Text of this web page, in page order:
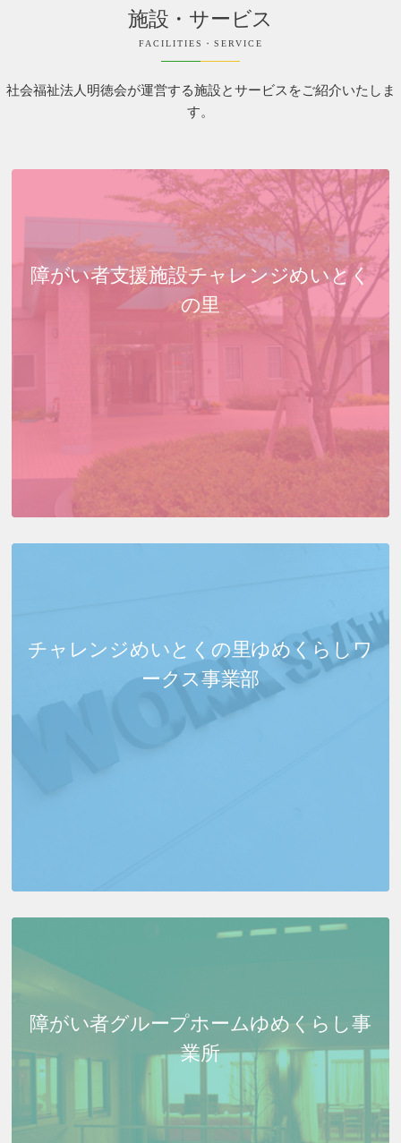
施設・サービス
FACILITIES・SERVICE
社会福祉法人明徳会が運営する施設とサービスをご紹介いたしま
す。
障がい者支援施設チャレンジめいとく
の里
チャレンジめいとくの里ゆめくらしワ
ークス事業部
障がい者グループホームゆめくらし事
業所